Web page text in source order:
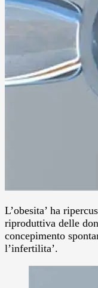
L’obesita’ ha
riproduttiva delle
concepimento
l’infertilita’.